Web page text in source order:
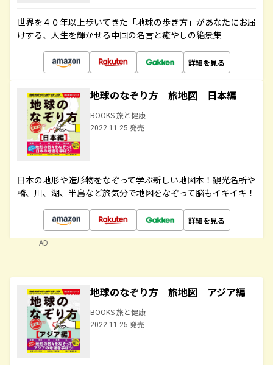
世界を４０年以上歩いてきた「地球の歩き方」があなたにお届
けする、人生を輝かせる中国の名言と癒やしの絶景集
詳細を見る
地球のなぞり方 旅地図 日本編
BOOKS 旅と健康
2022.11.25 発売
日本の地形や造形物をなぞって学ぶ新しい地図本！観光名所や
橋、川、湖、半島など旅気分で地図をなぞって脳もイキイキ！
詳細を見る
AD
地球のなぞり方 旅地図 アジア編
BOOKS 旅と健康
2022.11.25 発売